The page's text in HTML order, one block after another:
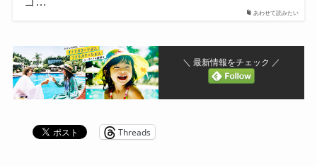
あわせて読みたい
＼ 最新情報をチェック ／
Threads